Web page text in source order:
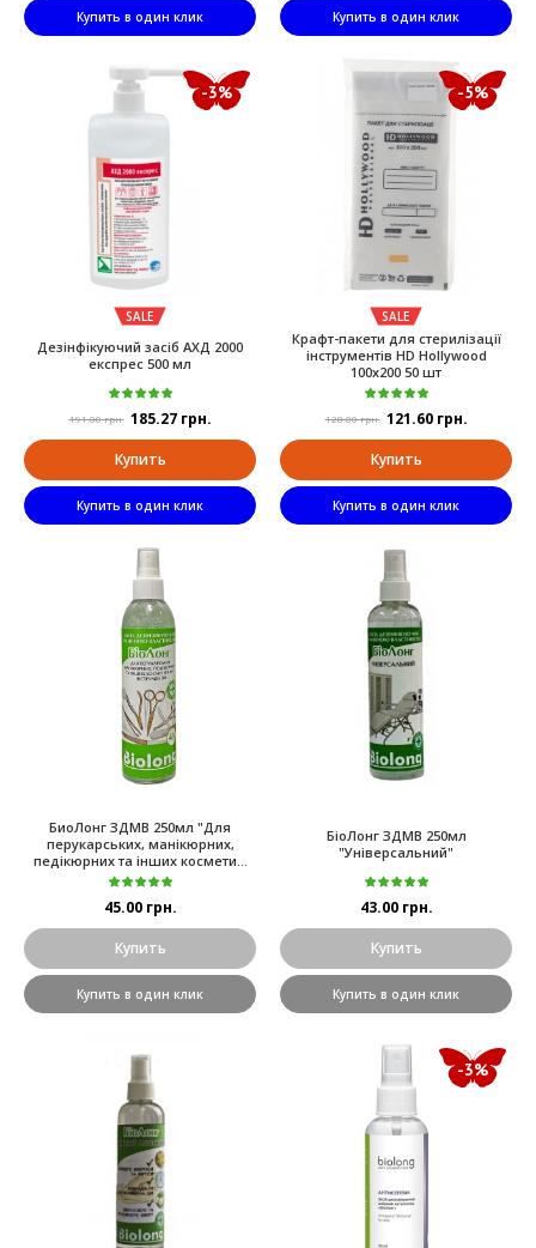
Купить в один клик Купить в один клик
-3%
SALE
Дезінфікуючий засіб АХД 2000
експрес 500 мл
191.00 грн. 185.27 грн.
Купить
Купить в один клик
-5%
SALE
Крафт-пакети для стерилізації
інструментів HD Hollywood
100x200 50 шт
128.00 грн. 121.60 грн.
Купить
Купить в один клик
БиоЛонг ЗДМВ 250мл "Для
перукарських, манікюрних,
педікюрних та інших космети...
45.00 грн.
Купить
Купить в один клик
БіоЛонг ЗДМВ 250мл
"Універсальний"
43.00 грн.
Купить
Купить в один клик
-3%